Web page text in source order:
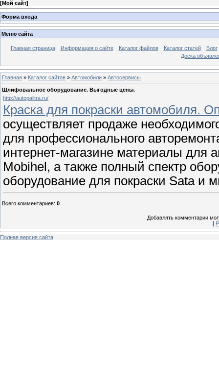
[Мой сайт]
Форма входа
Меню сайта
Главная страница Информация о сайте Каталог файлов Каталог статей
Блог
Доска
Главная » Каталог сайтов » Автомобили » Автосервисы
Шлифовальное оборудование. Выгодные цены.
http://autopalitra.ru/
Краска для покраски автомобиля.
осуществляет продаже
для профессионального
интернет-магазине материалы для
Mobihel, а также полный спектр
оборудование для покраски Sata и
Всего комментариев: 0
Добавлять комментарии
[
Полная версия сайта